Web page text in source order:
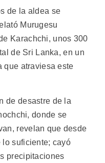
de la aldea se
Murugesu
Karachchi, unos 300
de Sri Lanka, en un
que atraviesa este
de desastre de la
donde se
revelan que desde
lo suficiente; cayó
precipitaciones